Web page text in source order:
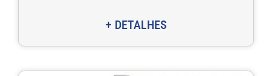
+ DETALHES